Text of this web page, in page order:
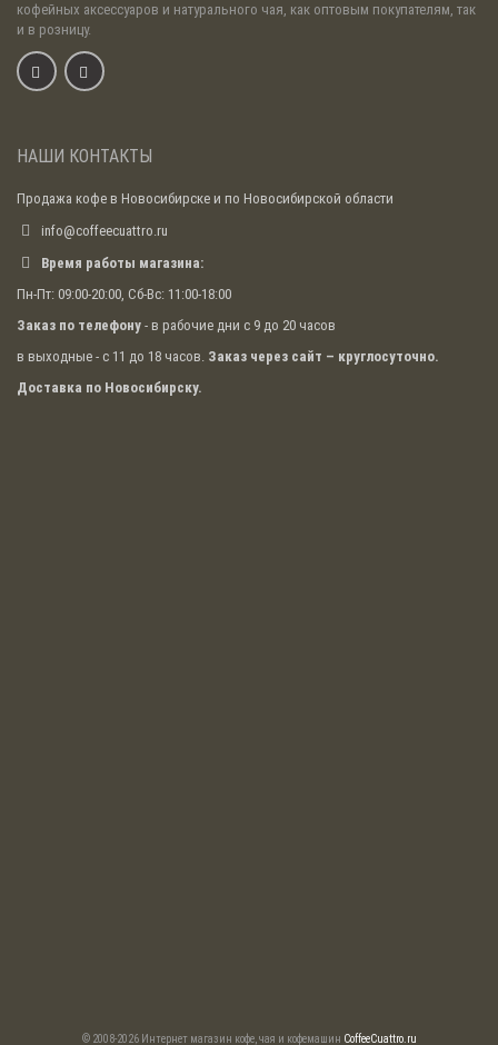
кофейных аксессуаров и натурального чая, как оптовым покупателям, так
и в розницу.
НАШИ КОНТАКТЫ
Продажа кофе в Новосибирске и по Новосибирской области
info@coffeecuattro.ru
Время работы магазина:
Пн-Пт: 09:00-20:00, Сб-Вс: 11:00-18:00
Заказ по телефону - в рабочие дни с 9 до 20 часов
в выходные - с 11 до 18 часов. Заказ через сайт – круглосуточно.
Доставка по Новосибирску.
© 2008-2026 Интернет магазин кофе, чая и кофемашин CoffeeCuattro.ru